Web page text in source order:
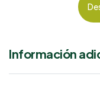
Información